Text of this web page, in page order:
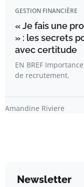
GESTION FINANCIÈRE
« Je fais une
» : les secrets
avec certitude
EN BREF
de recrutement.
Amandine Riviere
Newsletter